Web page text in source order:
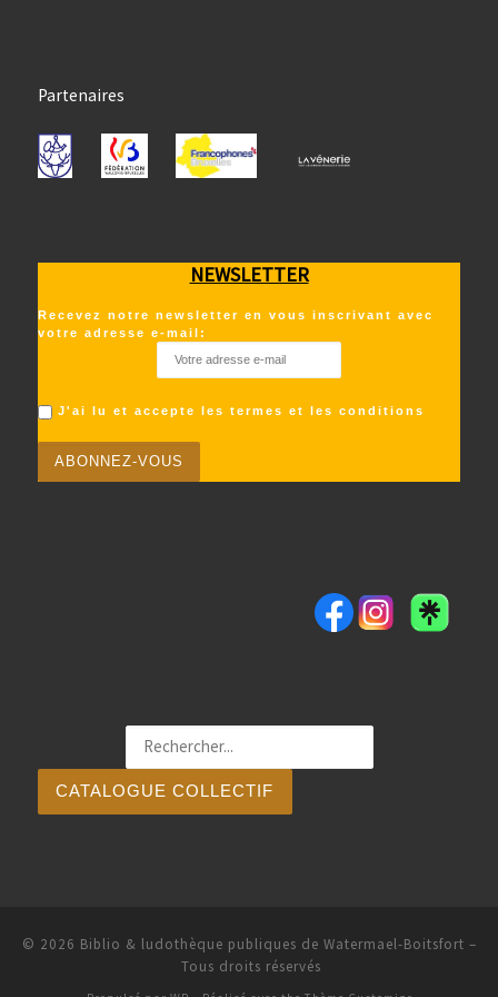
Partenaires
NEWSLETTER
Recevez notre newsletter en vous inscrivant avec
votre adresse e-mail:
J'ai lu et accepte les termes et les conditions
CATALOGUE COLLECTIF
© 2026 Biblio & ludothèque publiques de Watermael-Boitsfort –
Tous droits réservés